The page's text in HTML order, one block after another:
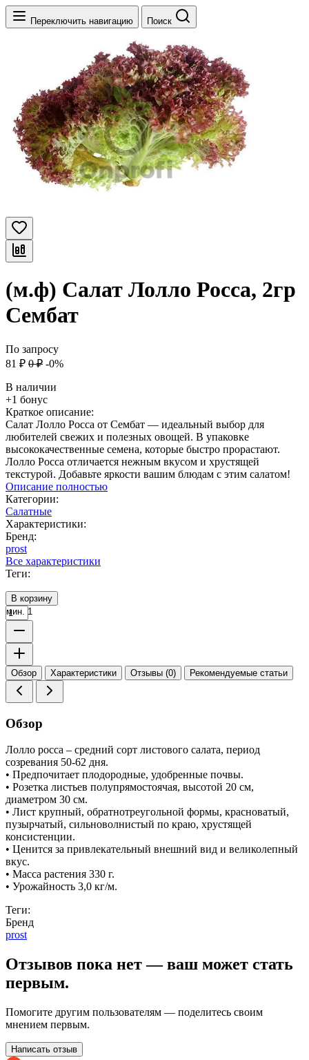
Переключить навигацию Поиск
(м.ф) Салат Лолло Росса, 2гр
Сембат
По запросу
81 ₽ 0 ₽ -0%
В наличии
+1 бонус
Краткое описание:
Салат Лолло Росса от Сембат — идеальный выбор для
любителей свежих и полезных овощей. В упаковке
высококачественные семена, которые быстро прорастают.
Лолло Росса отличается нежным вкусом и хрустящей
текстурой. Добавьте яркости вашим блюдам с этим салатом!
Описание полностью
Категории:
Салатные
Характеристики:
Бренд:
prost
Все характеристики
Теги:
В корзину
мин. 1
Обзор Характеристики Отзывы (0) Рекомендуемые статьи
Обзор
Лолло росса – средний сорт листового салата, период
созревания 50-62 дня.
• Предпочитает плодородные, удобренные почвы.
• Розетка листьев полупрямостоячая, высотой 20 см,
диаметром 30 см.
• Лист крупный, обратнотреугольной формы, красноватый,
пузырчатый, сильноволнистый по краю, хрустящей
консистенции.
• Ценится за привлекательный внешний вид и великолепный
вкус.
• Масса растения 330 г.
• Урожайность 3,0 кг/м.
Теги:
Бренд
prost
Отзывов пока нет — ваш может стать
первым.
Помогите другим пользователям — поделитесь своим
мнением первым.
Написать отзыв